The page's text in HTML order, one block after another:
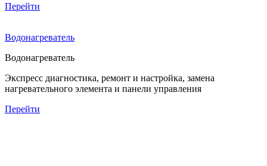
Перейти
Водонагреватель
Водонагреватель
Экспресс диагностика, ремонт и настройка, замена
нагревательного элемента и панели управления
Перейти